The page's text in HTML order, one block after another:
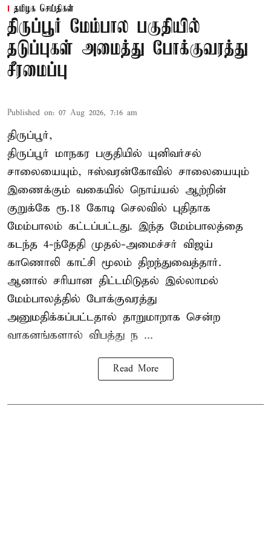
தமிழக செய்திகள்
திருப்பூர் மேம்பால பகுதியில்
தடுப்புகள் அமைத்து போக்குவரத்து
சீரமைப்பு
Published on: 07 Aug 2026, 7:16 am
திருப்பூர்,
திருப்பூர் மாநகர பகுதியில் யுனிவர்சல்
சாலையையும், ஈஸ்வரன்கோவில் சாலையையும்
இணைக்கும் வகையில் நொய்யல் ஆற்றின்
குறுக்கே ரூ.18 கோடி செலவில் புதிதாக
மேம்பாலம் கட்டப்பட்டது. இந்த மேம்பாலத்தை
கடந்த 4-ந்தேதி முதல்-அமைச்சர் விஜய்
காணொலி காட்சி மூலம் திறந்துவைத்தார்.
ஆனால் சரியான திட்டமிடுதல் இல்லாமல்
மேம்பாலத்தில் போக்குவரத்து
அனுமதிக்கப்பட்டதால் தாறுமாறாக சென்ற
வாகனங்களால் விபத்து ந ...
Read More